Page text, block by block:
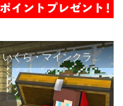
かくれんぼ – 総集編 ２【まいくら・マインクラフト】